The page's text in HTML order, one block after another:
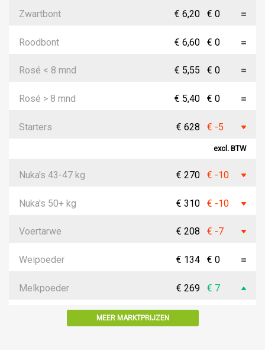
Zwartbont € 6,20 € 0
Roodbont € 6,60 € 0
Rosé < 8 mnd € 5,55 € 0
Rosé > 8 mnd € 5,40 € 0
Starters € 628 € -5
excl. BTW
Nuka's 43-47 kg € 270 € -10
Nuka's 50+ kg € 310 € -10
Voertarwe € 208 € -7
Weipoeder € 134 € 0
Melkpoeder € 269 € 7
MEER MARKTPRIJZEN